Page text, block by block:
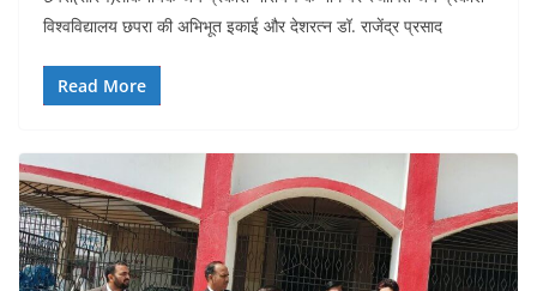
विश्वविद्यालय छपरा की अभिभूत इकाई और देशरत्न डॉ. राजेंद्र प्रसाद
Read More